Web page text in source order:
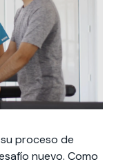
proceso de
nuevo. Como